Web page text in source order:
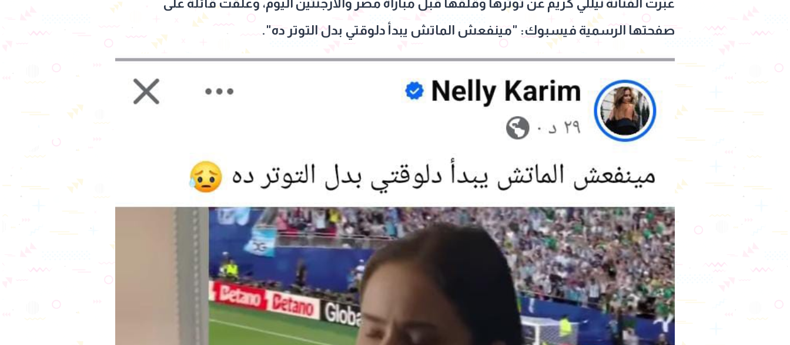
عبّرت الفنانة نيللي كريم عن توترها وقلقها قبل مباراة مصر والأرجنتين اليوم، وعلقت قائلة على
صفحتها الرسمية فيسبوك: "مينفعش الماتش يبدأ دلوقتي بدل التوتر ده".